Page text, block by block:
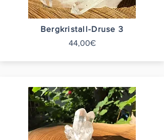
Bergkristall-Druse 3
44,00€